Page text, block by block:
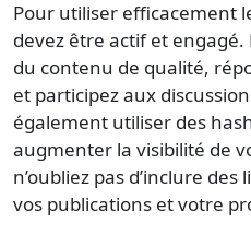
Pour utiliser efficacement
devez être actif et
du contenu de qualité,
et participez aux
également utiliser des
augmenter la visibilité de
n’oubliez pas d’inclure
vos publications et votre